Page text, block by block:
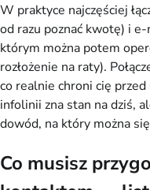
W praktyce najczęściej
od razu poznać kwotę) i
którym można potem
rozłożenie na raty).
co realnie chroni cię
infolinii zna stan na dziś,
dowód, na który można
Co musisz